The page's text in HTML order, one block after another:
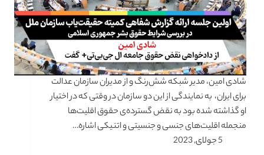
شادی امین، مدیر شبکه شش‌رنگ و از مدیران سازمان عدالت
برای ایران، به نمایندگی از این دو سازمان در وقتی که در اختیار
او گذاشته شده بود به نقض گسترده‌ی حقوق اقلیت‌ها
منجمله اقلیت‌های جنسی و جنسیتی و اتنیکی اشاره…
5 جولای, 2023